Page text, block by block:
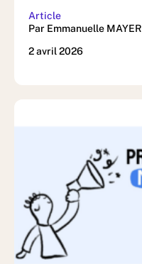
Article
Par Emmanuelle MAYER
2 avril 2026